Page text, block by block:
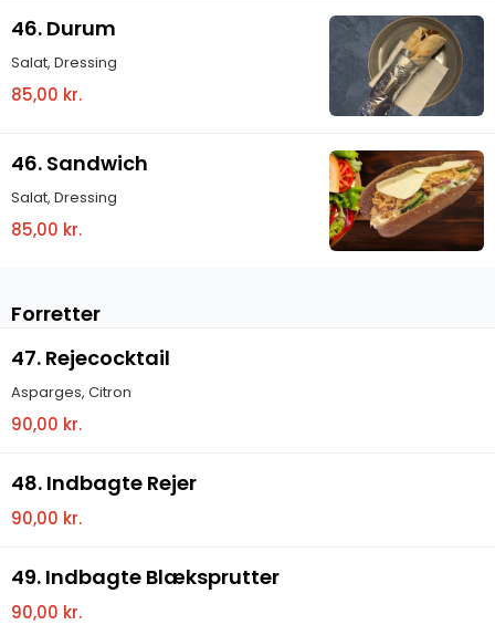
46. Durum
Salat, Dressing
85,00 kr.
46. Sandwich
Salat, Dressing
85,00 kr.
Forretter
47. Rejecocktail
Asparges, Citron
90,00 kr.
48. Indbagte Rejer
90,00 kr.
49. Indbagte Blæksprutter
90,00 kr.